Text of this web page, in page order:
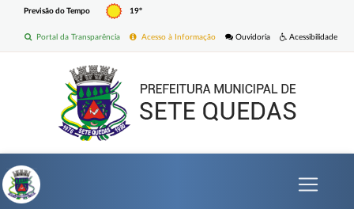
Previsão do Tempo 19º
Acessibilidade
Ouvidoria
Acesso à Informação
Portal da Transparência